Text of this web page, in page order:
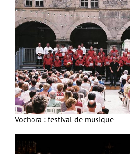
Vochora : festival de musique